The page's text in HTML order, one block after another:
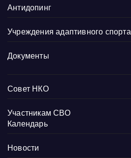
Антидопинг
Учреждения адаптивного спорта
Документы
Совет НКО
Участникам СВО
Календарь
Новости